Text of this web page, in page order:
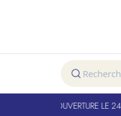
FERMÉ. RÉOUVERTURE LE 24